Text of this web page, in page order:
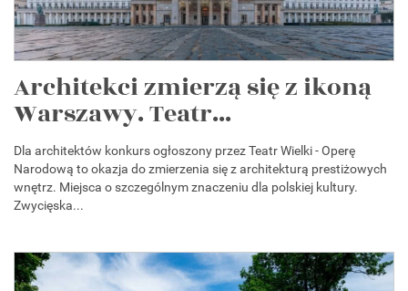
Architekci zmierzą się z ikoną
Warszawy. Teatr...
Dla architektów konkurs ogłoszony przez Teatr Wielki - Operę
Narodową to okazja do zmierzenia się z architekturą prestiżowych
wnętrz. Miejsca o szczególnym znaczeniu dla polskiej kultury.
Zwycięska...